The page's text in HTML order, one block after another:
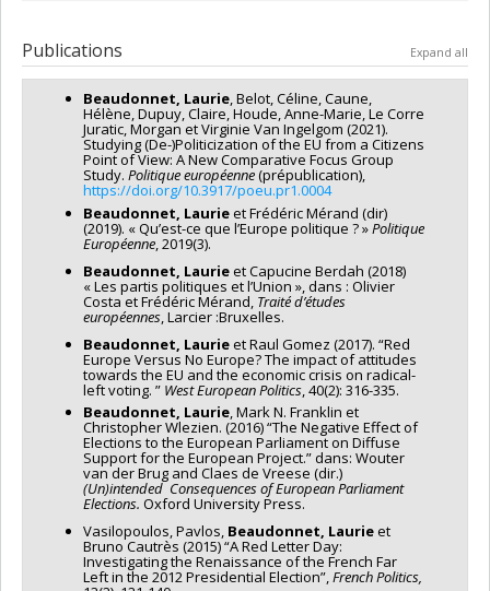
Co-researchers :
Funding sources:FRQSC/Fonds de recherche du Québec -
Société et culture (FQRSC)
Grant programs:PV129894-(RG) Programme Regroupements
stratégiques
Publications Expand all
Beaudonnet, Laurie, Belot, Céline, Caune,
Hélène, Dupuy, Claire, Houde, Anne-Marie, Le Corre
Juratic, Morgan et Virginie Van Ingelgom (2021).
Studying (De-)Politicization of the EU from a Citizens
Point of View: A New Comparative Focus Group
Study. Politique européenne(prépublication),
https://doi.org/10.3917/poeu.pr1.0004
Beaudonnet, Laurieet Frédéric Mérand (dir)
(2019). « Qu’est-ce que l’Europe politique ? »Politique
Européenne, 2019(3).
Beaudonnet, Laurieet Capucine Berdah (2018)
« Les partis politiques et l’Union », dans : Olivier
Costa et Frédéric Mérand, Traité d’études
européennes, Larcier :Bruxelles.
Beaudonnet, Laurieet Raul Gomez (2017). “Red
Europe Versus No Europe? The impact of attitudes
towards the EU and the economic crisis on radical-
left voting. ” West European Politics, 40(2): 316-335.
Beaudonnet, Laurie, Mark N. Franklin et
Christopher Wlezien. (2016) “The Negative Effect of
Elections to the European Parliament on Diffuse
Support for the European Project.” dans: Wouter
van der Brug and Claes de Vreese (dir.)
(Un)intended Consequences of European Parliament
Elections. Oxford University Press.
Vasilopoulos, Pavlos, Beaudonnet, Laurieet
Bruno Cautrès (2015) “A Red Letter Day:
Investigating the Renaissance of the French Far
Left in the 2012 Presidential Election”,French Politics,